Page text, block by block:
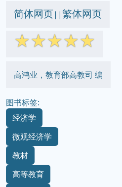
简体网页||繁体网页
☆☆☆☆☆
高鸿业，教育部高教司 编
图书标签:
经济学
微观经济学
教材
高等教育